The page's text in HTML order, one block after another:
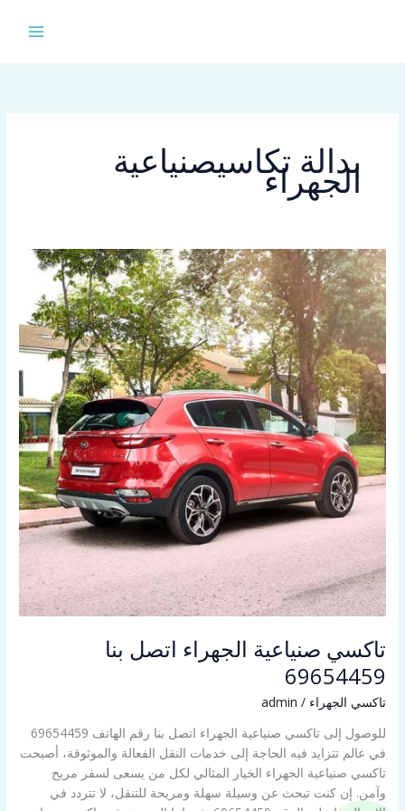
بدالة تكاسيصنياعية
الجهراء
تاكسي صنياعية الجهراء اتصل بنا
69654459
تاكسي الجهراء /
admin
للوصول إلى تاكسي صنياعية الجهراء اتصل بنا رقم الهاتف 69654459
في عالم تتزايد فيه الحاجة إلى خدمات النقل الفعالة والموثوقة، أصبحت
تاكسي صنياعية الجهراء الخيار المثالي لكل من يسعى لسفر مريح
وآمن. إن كنت تبحث عن وسيلة سهلة ومريحة للتنقل، لا تتردد في
تاكسي
صنياعية
الجهراء
اتصل
بنا
69654459